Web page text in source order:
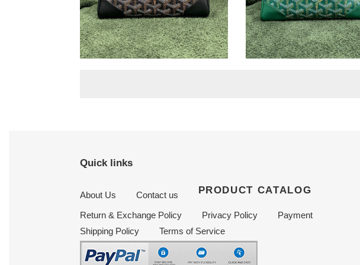
Go*ard saïgon structuré
mini bag 20×15×7.5cm
Original
$ 280.25
Go*ard saïgon structuré
mini bag 20×15×7.5cm
Original
$ 280.25
Quick links
About Us Contact us PRODUCT CATALOG
Return & Exchange Policy Privacy Policy
Payment
Shipping Policy
Terms of Service